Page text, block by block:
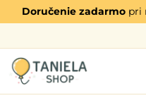
Doručenie zadarmo